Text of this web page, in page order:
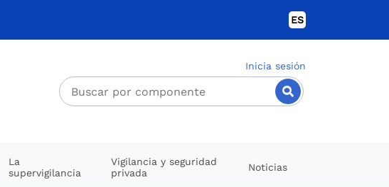
ES
Inicia sesión
La
supervigilancia
Vigilancia y seguridad
privada
Noticias